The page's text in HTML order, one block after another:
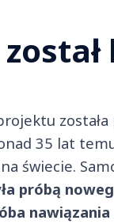
35 lat
świecie.
próbą